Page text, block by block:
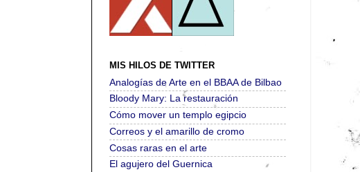
MIS HILOS DE TWITTER
Analogías de Arte en el BBAA de Bilbao
Bloody Mary: La restauración
Cómo mover un templo egipcio
Correos y el amarillo de cromo
Cosas raras en el arte
El agujero del Guernica